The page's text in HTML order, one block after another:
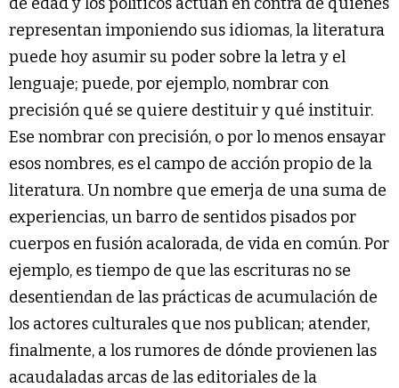
representan imponiendo sus idiomas, la literatura
puede hoy asumir su poder sobre la letra y el
lenguaje; puede, por ejemplo, nombrar con
precisión qué se quiere destituir y qué instituir.
Ese nombrar con precisión, o por lo menos ensayar
esos nombres, es el campo de acción propio de la
literatura. Un nombre que emerja de una suma de
experiencias, un barro de sentidos pisados por
cuerpos en fusión acalorada, de vida en común. Por
ejemplo, es tiempo de que las escrituras no se
desentiendan de las prácticas de acumulación de
los actores culturales que nos publican; atender,
finalmente, a los rumores de dónde provienen las
acaudaladas arcas de las editoriales de la